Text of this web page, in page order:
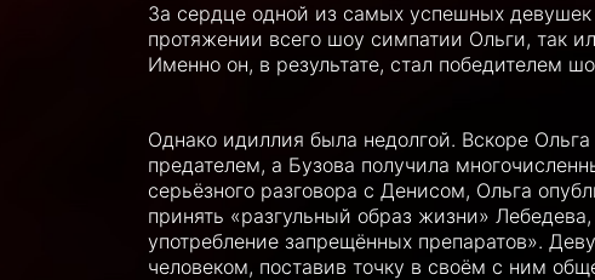
За сердце одной из самых успешных
протяжении всего шоу симпатии Ольги, так
Именно он, в результате, стал победителем
Однако идиллия была недолгой. Вскоре
предателем, а Бузова получила
серьёзного разговора с Денисом, Ольга
принять «разгульный образ жизни»
употребление запрещённых препаратов».
человеком, поставив точку в своём с ним